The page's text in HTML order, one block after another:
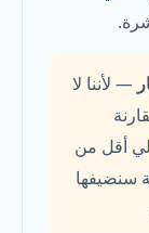
— لأننا لا
أقل من
سنضيفها